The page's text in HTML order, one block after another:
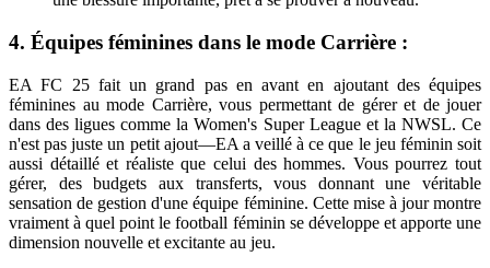
4. Équipes féminines dans le mode Carrière :
EA FC 25fait un grand pas en avant en ajoutant des équipes
féminines au mode Carrière, vous permettant de gérer et de jouer
dans des ligues comme la Women's Super League et la NWSL. Ce
n'est pas juste un petit ajout—EA a veillé à ce que le jeu féminin soit
aussi détaillé et réaliste que celui des hommes. Vous pourrez tout
gérer, des budgets aux transferts, vous donnant une véritable
sensation de gestion d'une équipe féminine. Cette mise à jour montre
vraiment à quel point le football féminin se développe et apporte une
dimension nouvelle et excitante au jeu.